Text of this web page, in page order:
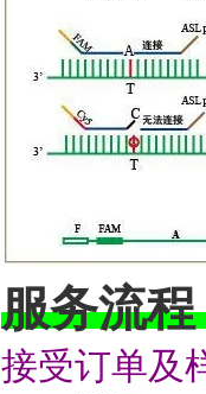
服务流程
接受订单